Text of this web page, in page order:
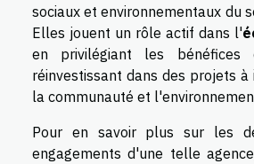
sociaux et environnementaux du
Elles jouent un rôle actif dans l'
en privilégiant les
réinvestissant dans des projets
la communauté et
Pour en savoir plus sur les
engagements d'une telle